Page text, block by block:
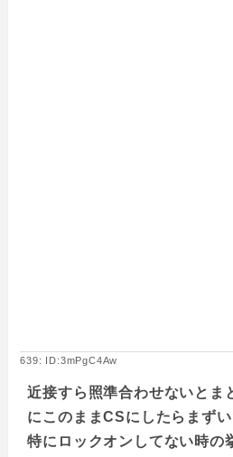
639: ID:3mPgC4Aw
近接すら照準合わせないとま
にこのままCSにしたらまずい
特にロックオンしてない時の